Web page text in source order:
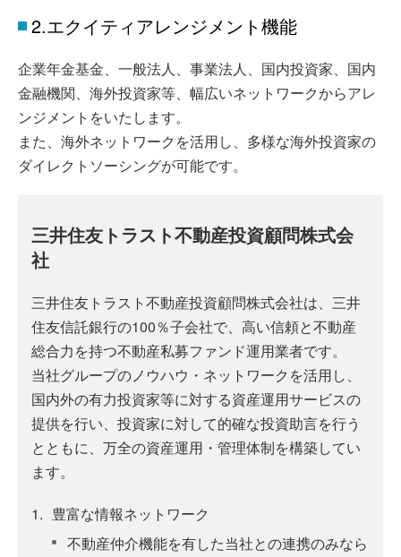
2.エクイティアレンジメント機能
企業年金基金、一般法人、事業法人、国内投資家、国内
金融機関、海外投資家等、幅広いネットワークからアレ
ンジメントをいたします。
また、海外ネットワークを活用し、多様な海外投資家の
ダイレクトソーシングが可能です。
三井住友トラスト不動産投資顧問株式会
社
三井住友トラスト不動産投資顧問株式会社は、三井
住友信託銀行の100％子会社で、高い信頼と不動産
総合力を持つ不動産私募ファンド運用業者です。
当社グループのノウハウ・ネットワークを活用し、
国内外の有力投資家等に対する資産運用サービスの
提供を行い、投資家に対して的確な投資助言を行う
とともに、万全の資産運用・管理体制を構築してい
ます。
1. 豊富な情報ネットワーク
不動産仲介機能を有した当社との連携のみなら